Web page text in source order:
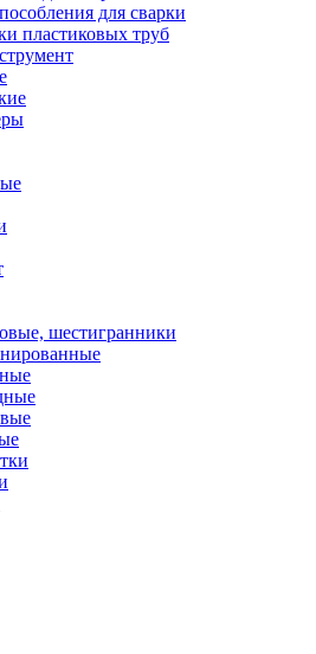
для сварки
пластиковых труб
шестигранники